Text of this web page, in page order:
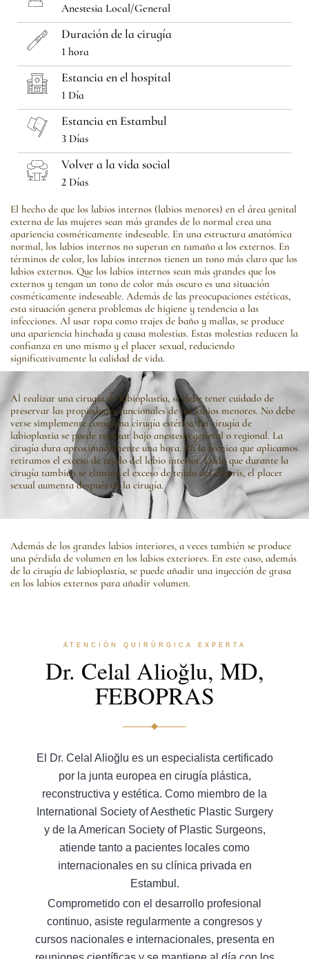
Anestesia Local/General
Duración de la cirugía
1 hora
Estancia en el hospital
1 Día
Estancia en Estambul
3 Días
Volver a la vida social
2 Días
El hecho de que los labios internos (labios menores) en el área genital
externa de las mujeres sean más grandes de lo normal crea una
apariencia cosméticamente indeseable. En una estructura anatómica
normal, los labios internos no superan en tamaño a los externos. En
términos de color, los labios internos tienen un tono más claro que los
labios externos. Que los labios internos sean más grandes que los
externos y tengan un tono de color más oscuro es una situación
cosméticamente indeseable. Además de las preocupaciones estéticas,
esta situación genera problemas de higiene y tendencia a las
infecciones. Al usar ropa como trajes de baño y mallas, se produce
una apariencia hinchada y causa molestias. Estas molestias reducen la
confianza en uno mismo y el placer sexual, reduciendo
significativamente la calidad de vida.
Al realizar una cirugía de labioplastia, se debe tener cuidado de
preservar las propiedades funcionales de los labios menores. No debe
verse simplemente como una cirugía estética. La cirugía de
labioplastia se puede realizar bajo anestesia general o regional. La
cirugía dura aproximadamente una hora. En la técnica que aplicamos
retiramos el exceso de tejido del labio interior. Dado que durante la
cirugía también se elimina el exceso de tejido del clítoris, el placer
sexual aumenta después de la cirugía.
Además de los grandes labios interiores, a veces también se produce
una pérdida de volumen en los labios exteriores. En este caso, además
de la cirugía de labioplastia, se puede añadir una inyección de grasa
en los labios externos para añadir volumen.
ATENCIÓN QUIRÚRGICA EXPERTA
Dr. Celal Alioğlu, MD,
FEBOPRAS
El Dr. Celal Alioğlu es un especialista certificado
por la junta europea en cirugía plástica,
reconstructiva y estética. Como miembro de la
International Society of Aesthetic Plastic Surgery
y de la American Society of Plastic Surgeons,
atiende tanto a pacientes locales como
internacionales en su clínica privada en
Estambul.
Comprometido con el desarrollo profesional
continuo, asiste regularmente a congresos y
cursos nacionales e internacionales, presenta en